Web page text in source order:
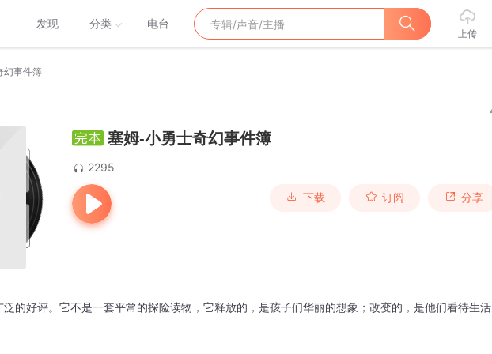
发现 分类 电台
上传
幻事件簿
塞姆-小勇士奇幻事件簿
2295
下载 订阅 分享
的好评。它不是一套平常的探险读物，它释放的，是孩子们华丽的想象；改变的，是他们看待生活